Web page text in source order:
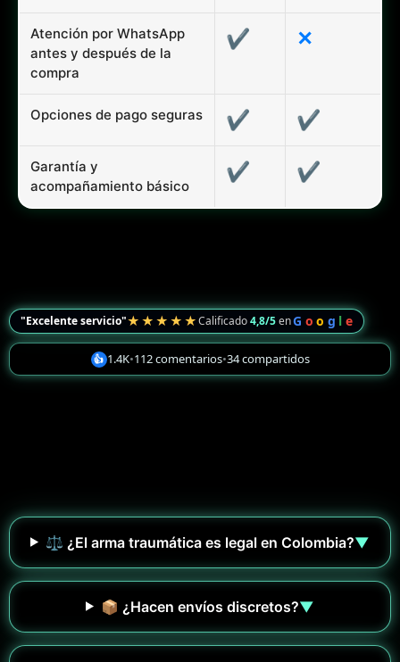
Atención por WhatsApp
antes y después de la
compra
✔ ✕
Opciones de pago seguras ✔ ✔
Garantía y
acompañamiento básico
✔ ✔
"Excelente servicio"★★★★★Calificado4,8/5enG o o g l e
👍 1.4K•112 comentarios•34 compartidos
⚖️ ¿El arma traumática es legal en Colombia?▼
📦 ¿Hacen envíos discretos?▼